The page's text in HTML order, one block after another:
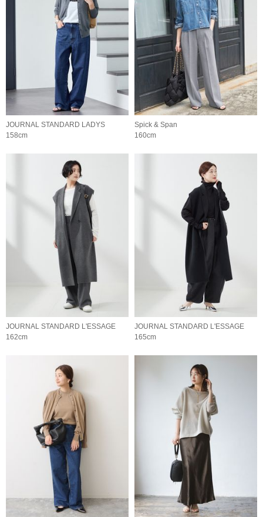
JOURNAL STANDARD LADYS
158cm
Spick & Span
160cm
JOURNAL STANDARD L'ESSAGE
162cm
JOURNAL STANDARD L'ESSAGE
165cm